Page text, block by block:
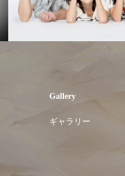
Gallery
ギャラリー